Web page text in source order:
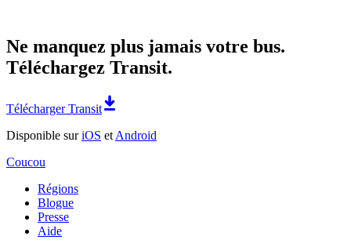
Ne manquez plus jamais votre bus.
Téléchargez Transit.
Télécharger Transit
Disponible suriOS et Android
Coucou
Régions
Blogue
Presse
Aide